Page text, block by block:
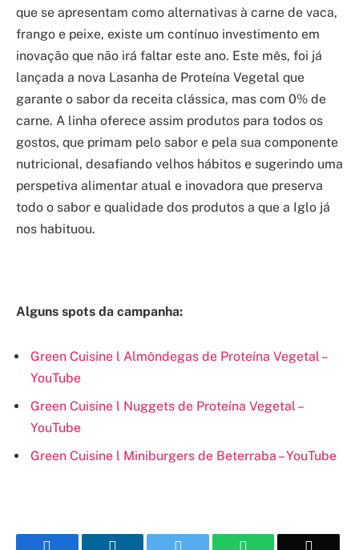
que se apresentam como alternativas à carne de vaca,
frango e peixe, existe um contínuo investimento em
inovação que não irá faltar este ano. Este mês, foi já
lançada a nova Lasanha de Proteína Vegetal que
garante o sabor da receita clássica, mas com 0% de
carne. A linha oferece assim produtos para todos os
gostos, que primam pelo sabor e pela sua componente
nutricional, desafiando velhos hábitos e sugerindo uma
perspetiva alimentar atual e inovadora que preserva
todo o sabor e qualidade dos produtos a que a Iglo já
nos habituou.
Alguns spots da campanha:
Green Cuisine l Almôndegas de Proteína Vegetal –
YouTube
Green Cuisine l Nuggets de Proteína Vegetal –
YouTube
Green Cuisine l Miniburgers de Beterraba – YouTube
WhatsApp